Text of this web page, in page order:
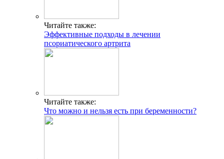
Читайте также:
Эффективные подходы в лечении
псориатического артрита
Читайте также:
Что можно и нельзя есть при беременности?